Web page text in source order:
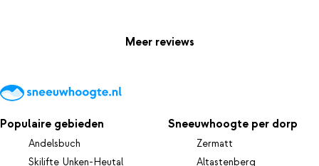
Meer reviews
Populaire gebieden
Andelsbuch
Skilifte Unken-Heutal
Sneeuwhoogte per dorp
Zermatt
Altastenberg